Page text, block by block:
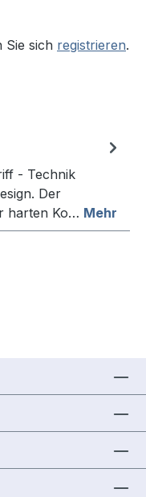
Sie sich registrieren.
- Technik
Der
harten Ko… Mehr